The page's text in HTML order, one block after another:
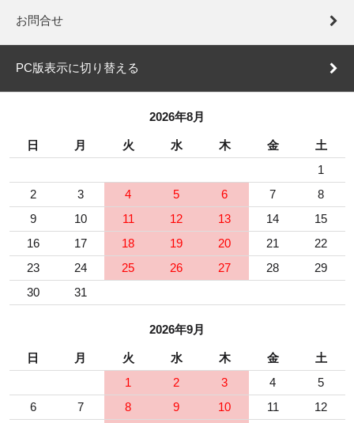
お問合せ
PC版表示に切り替える
2026年8月
日 月 火 水 木 金
土
1
2
3 4 5 6 7
8
9
10 11 12 13 14
15
16
17 18 19 20 21
22
23
24 25 26 27 28
29
30
31
2026年9月
日 月 火 水 木 金
土
1
2 3 4
5
6
7 8 9 10 11
12